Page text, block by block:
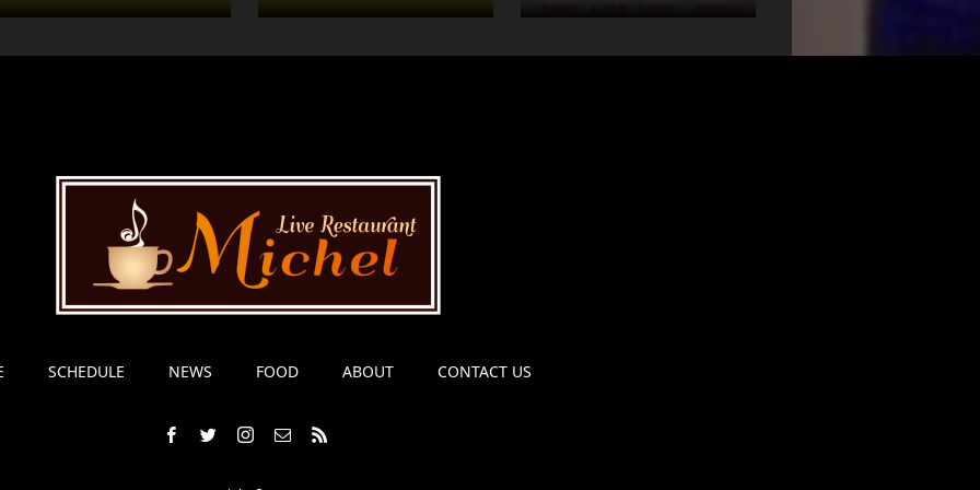
SCHEDULE NEWS FOOD ABOUT CONTACT US